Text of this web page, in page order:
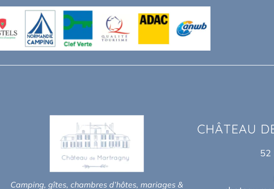
Camping, gîtes, chambres d’hôtes, mariages &
CHÂTEAU
52